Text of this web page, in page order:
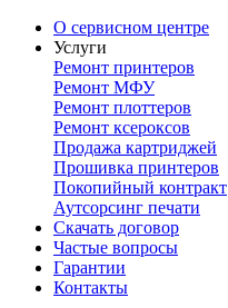
О сервисном центре
Услуги
Ремонт принтеров
Ремонт МФУ
Ремонт плоттеров
Ремонт ксероксов
Продажа картриджей
Прошивка принтеров
Покопийный контракт
Аутсорсинг печати
Скачать договор
Частые вопросы
Гарантии
Контакты